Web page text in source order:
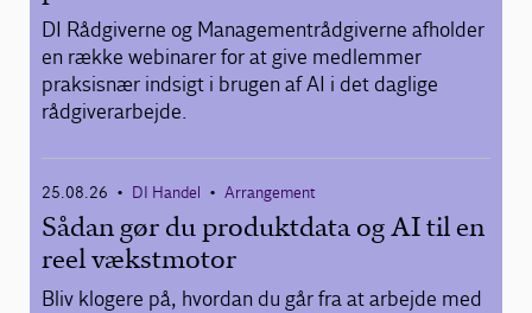
DI Rådgiverne og Managementrådgiverne afholder
en række webinarer for at give medlemmer
praksisnær indsigt i brugen af AI i det daglige
rådgiverarbejde.
25.08.26 • DI Handel • Arrangement
Sådan gør du produktdata og AI til en
reel vækstmotor
Bliv klogere på, hvordan du går fra at arbejde med